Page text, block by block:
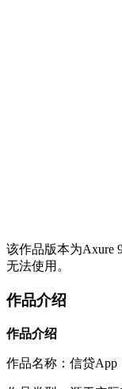
该作品版本为Axure
无法使用。
作品介绍
作品介绍
作品名称：信贷App